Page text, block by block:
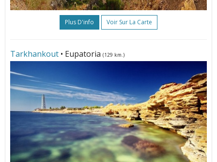
Plus D'info Voir Sur La Carte
Tarkhankout • Eupatoria (129 km.)